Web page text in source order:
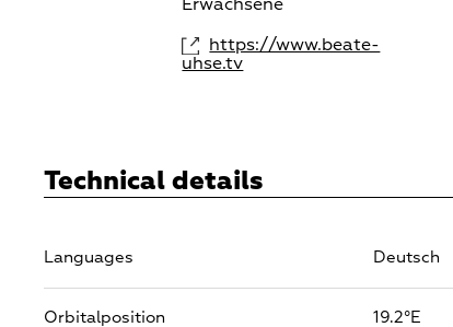
Erwachsene
https://www.beate-
uhse.tv
Technical details
Languages Deutsch
Orbitalposition 19.2°E